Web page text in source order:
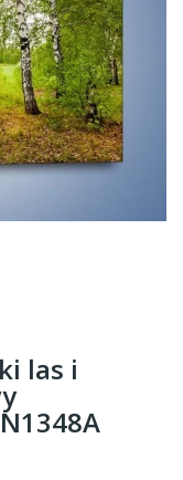
las i